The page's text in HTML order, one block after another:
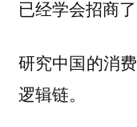
已经学会招商了
研究中国的消
逻辑链。